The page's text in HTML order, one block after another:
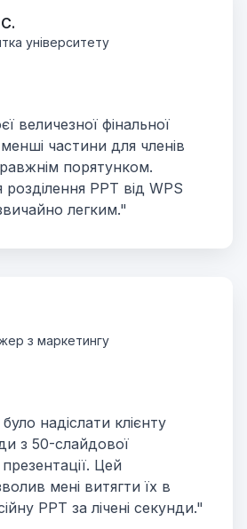
університету
величезної фінальної
частини для членів
порятунком.
PPT від WPS
легким."
з маркетингу
надіслати клієнту
з 50-слайдової
Цей
мені витягти їх в
PPT за лічені секунди."